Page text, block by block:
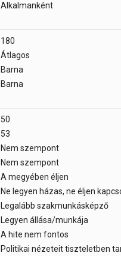
Alkalmanként
180
Átlagos
Barna
Barna
50
53
Nem szempont
Nem szempont
A megyében éljen
Ne legyen házas, ne éljen
Legalább szakmunkásképző
Legyen állása/munkája
A hite nem fontos
Politikai nézeteit tiszteletben